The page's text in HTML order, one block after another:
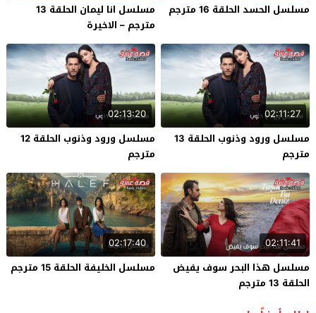
مسلسل الحسد الحلقة 16 مترجم
مسلسل انا ليمان الحلقة 13
مترجم – الاخيرة
02:11:27
مسلسل ورود وذنوب الحلقة 13
مترجم
02:13:20
مسلسل ورود وذنوب الحلقة 12
مترجم
02:11:41
مسلسل هذا البحر سوف يفيض
الحلقة 13 مترجم
02:17:40
مسلسل الخليفة الحلقة 15 مترجم